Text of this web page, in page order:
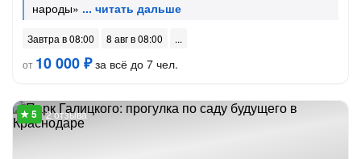
народы»
Завтра в 08:00
8 авг в 08:00
от 10 000 ₽за всё до 7 чел.
2 отзыва